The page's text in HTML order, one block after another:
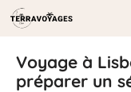
Aller
au
contenu
Voyage à
préparer un